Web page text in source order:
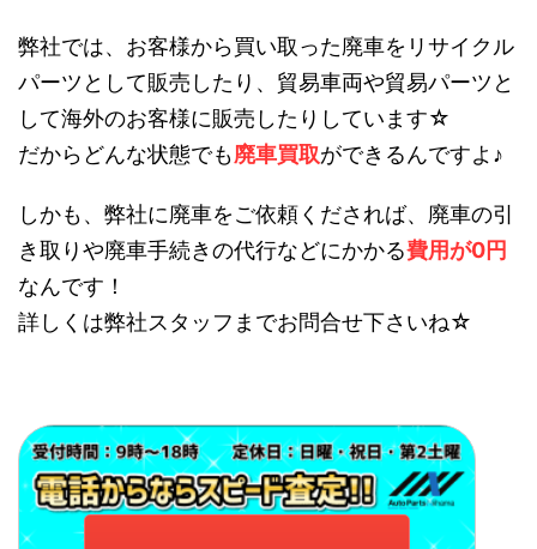
弊社では、お客様から買い取った廃車をリサイクル
パーツとして販売したり、貿易車両や貿易パーツと
して海外のお客様に販売したりしています☆
だからどんな状態でも廃車買取ができるんですよ♪
しかも、弊社に廃車をご依頼くだされば、廃車の引
き取りや廃車手続きの代行などにかかる費用が0円
なんです！
詳しくは弊社スタッフまでお問合せ下さいね☆